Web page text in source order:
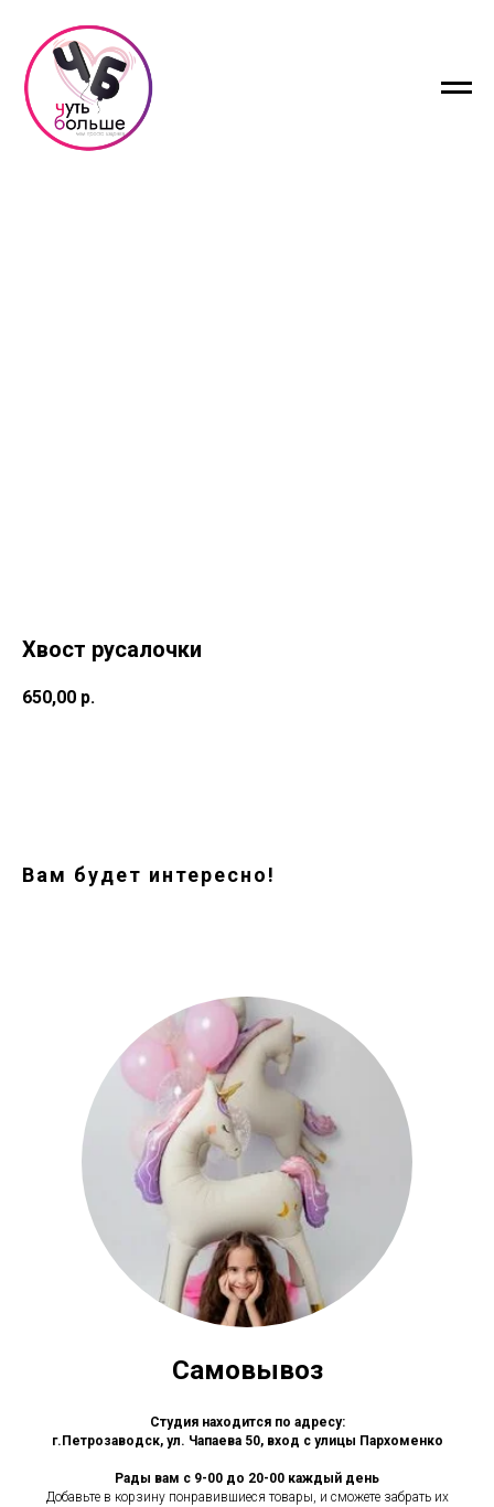
Хвост русалочки
650,00 р.
Вам будет интересно!
Самовывоз
Студия находится по адресу:
г.Петрозаводск, ул. Чапаева 50, вход с улицы Пархоменко
Рады вам с 9-00 до 20-00 каждый день
Добавьте в корзину понравившиеся товары, и сможете забрать их